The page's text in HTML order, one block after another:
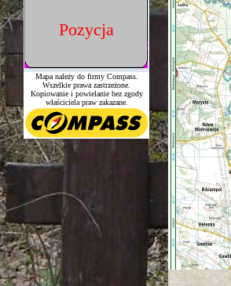
Pozycja
Mapa należy do firmy Compass.
Wszelkie prawa zastrzeżone.
Kopiowanie i powielanie bez zgody
właściciela praw zakazane.